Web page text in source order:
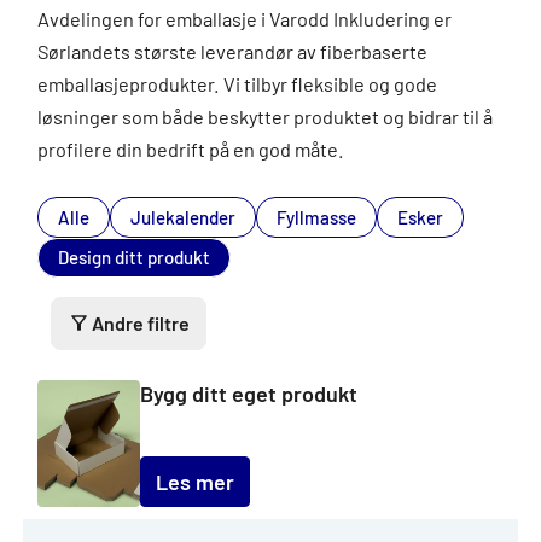
Avdelingen for emballasje i Varodd Inkludering er
Sørlandets største leverandør av fiberbaserte
emballasjeprodukter. Vi tilbyr fleksible og gode
løsninger som både beskytter produktet og bidrar til å
profilere din bedrift på en god måte.
Alle Julekalender Fyllmasse
Esker
Design ditt produkt
Andre filtre
Bygg ditt eget produkt
Les mer